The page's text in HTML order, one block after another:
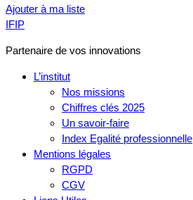
Ajouter à ma liste
IFIP
Partenaire de vos innovations
L’institut
Nos missions
Chiffres clés 2025
Un savoir-faire
Index Egalité professionnelle
Mentions légales
RGPD
CGV